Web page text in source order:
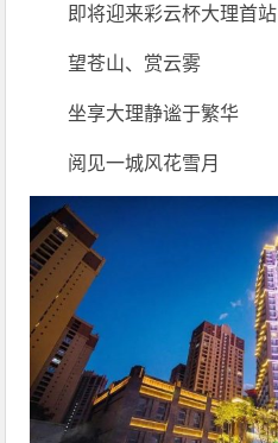
即将迎来彩云杯大理首站
望苍山、赏云雾
坐享大理静谧于繁华
阅见一城风花雪月